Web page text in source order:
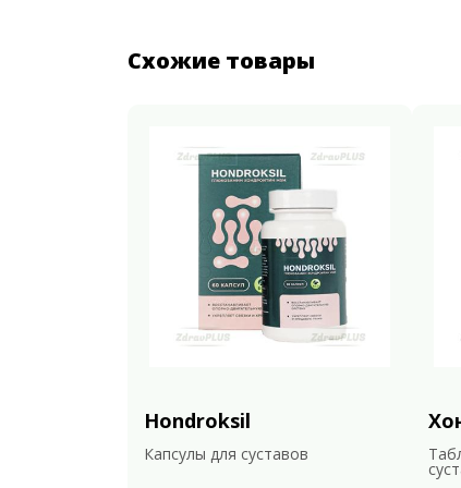
Схожие товары
Hondroksil
Капсулы для суставов